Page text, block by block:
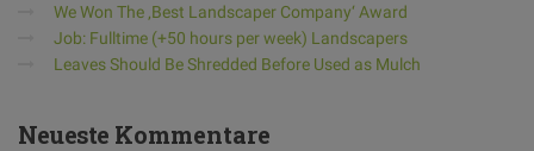
We Won The ‚Best Landscaper Company‘ Award
Job: Fulltime (+50 hours per week) Landscapers
Leaves Should Be Shredded Before Used as Mulch
Neueste Kommentare